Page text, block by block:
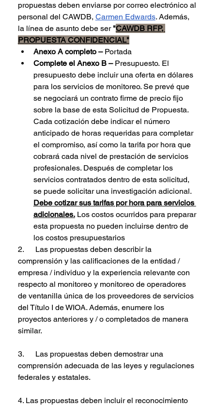
propuestas deben enviarse por correo electrónico al
personal del CAWDB, Carmen Edwards. Además,
la línea de asunto debe ser "CAWDB RFP,
PROPUESTA CONFIDENCIAL"
Anexo A completo – Portada
Complete el Anexo B – Presupuesto. El
presupuesto debe incluir una oferta en dólares
para los servicios de monitoreo. Se prevé que
se negociará un contrato firme de precio fijo
sobre la base de esta Solicitud de Propuesta.
Cada cotización debe indicar el número
anticipado de horas requeridas para completar
el compromiso, así como la tarifa por hora que
cobrará cada nivel de prestación de servicios
profesionales. Después de completar los
servicios contratados dentro de esta solicitud,
se puede solicitar una investigación adicional.
Debe cotizar sus tarifas por hora para servicios
adicionales. Los costos ocurridos para preparar
esta propuesta no pueden incluirse dentro de
los costos presupuestarios
2.      Las propuestas deben describir la
comprensión y las calificaciones de la entidad /
empresa / individuo y la experiencia relevante con
respecto al monitoreo y monitoreo de operadores
de ventanilla única de los proveedores de servicios
del Título I de WIOA. Además, enumere los
proyectos anteriores y / o completados de manera
similar.
3.      Las propuestas deben demostrar una
comprensión adecuada de las leyes y regulaciones
federales y estatales.
4. Las propuestas deben incluir el reconocimiento